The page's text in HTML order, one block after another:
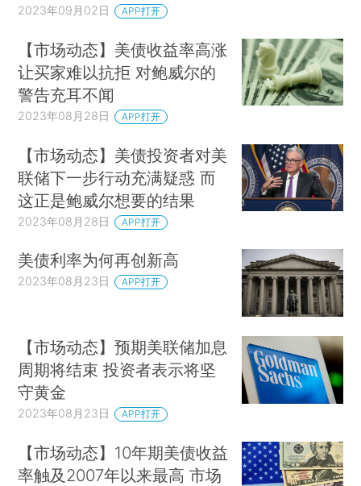
2023年09月02日 APP打开
【市场动态】美债收益率高涨
让买家难以抗拒 对鲍威尔的
警告充耳不闻
2023年08月28日 APP打开
【市场动态】美债投资者对美
联储下一步行动充满疑惑 而
这正是鲍威尔想要的结果
2023年08月28日 APP打开
美债利率为何再创新高
2023年08月23日 APP打开
【市场动态】预期美联储加息
周期将结束 投资者表示将坚
守黄金
2023年08月23日 APP打开
【市场动态】10年期美债收益
率触及2007年以来最高 市场